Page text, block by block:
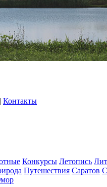
| Контакты
Конкурсы Летопись
Путешествия Саратов